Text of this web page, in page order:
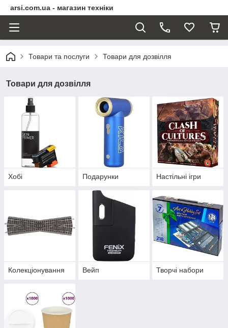
arsi.com.ua - магазин техніки
Товари та послуги Товари для дозвілля
Товари для дозвілля
Хобі Подарунки Настільні ігри
Колекціонування Вейп Творчі набори